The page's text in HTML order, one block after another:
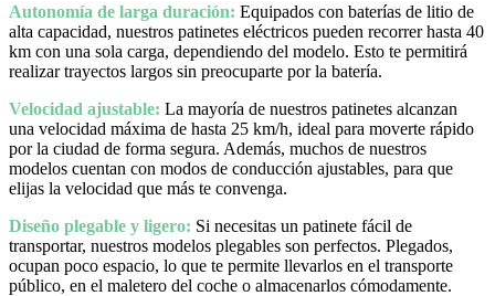
Autonomía de larga duración: Equipados con baterías de litio de
alta capacidad, nuestros patinetes eléctricos pueden recorrer hasta 40
km con una sola carga, dependiendo del modelo. Esto te permitirá
realizar trayectos largos sin preocuparte por la batería.
Velocidad ajustable: La mayoría de nuestros patinetes alcanzan
una velocidad máxima de hasta 25 km/h, ideal para moverte rápido
por la ciudad de forma segura. Además, muchos de nuestros
modelos cuentan con modos de conducción ajustables, para que
elijas la velocidad que más te convenga.
Diseño plegable y ligero: Si necesitas un patinete fácil de
transportar, nuestros modelos plegables son perfectos. Plegados,
ocupan poco espacio, lo que te permite llevarlos en el transporte
público, en el maletero del coche o almacenarlos cómodamente.